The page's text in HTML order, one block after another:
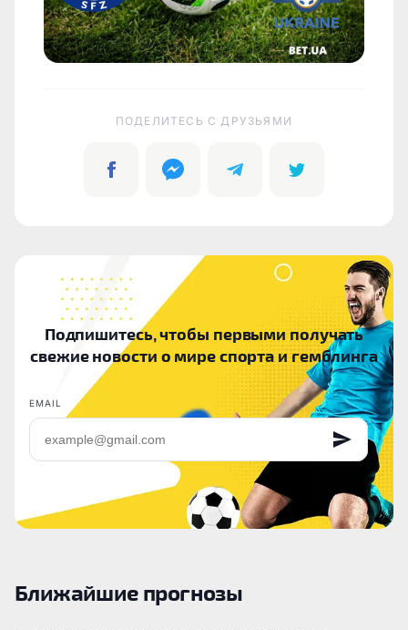
ПОДЕЛИТЕСЬ C ДРУЗЬЯМИ
Подпишитесь, чтобы первыми получать
свежие новости о мире спорта и гемблинга
EMAIL
Ближайшие прогнозы